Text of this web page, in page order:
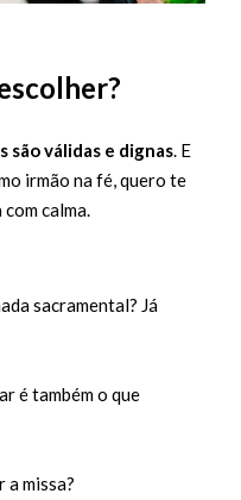
são válidas e dignas. E
irmão na fé, quero te
calma.
sacramental? Já
é também o que
a missa?